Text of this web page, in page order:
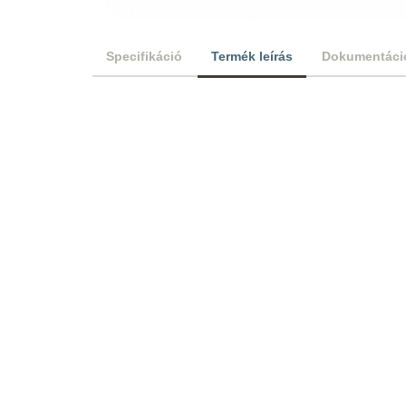
Specifikáció Termék leírás